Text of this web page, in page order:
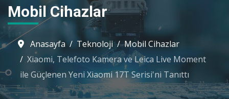
Mobil Cihazlar
Anasayfa Teknoloji
Mobil Cihazlar
Xiaomi, Telefoto Kamera ve Leica Live Moment
ile Güçlenen Yeni Xiaomi 17T Serisi'ni Tanıttı